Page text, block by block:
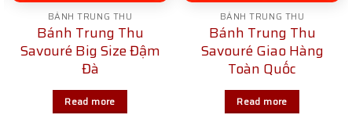
BÁNH TRUNG THU
Bánh Trung Thu
Savouré Big Size Đậm
Đà
Read more
BÁNH TRUNG THU
Bánh Trung Thu
Savouré Giao Hàng
Toàn Quốc
Read more